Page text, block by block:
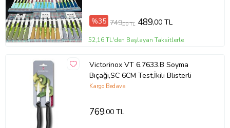
%35 749,00 TL 489,00 TL
52,16 TL'den Başlayan Taksitlerle
Victorinox VT 6.7633.B Soyma
Bıçağı,SC 6CM Test,İkili Blisterli
Kargo Bedava
769,00 TL